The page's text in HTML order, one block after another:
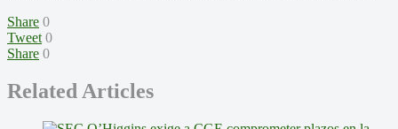
Share 0
Tweet 0
Share 0
Related Articles